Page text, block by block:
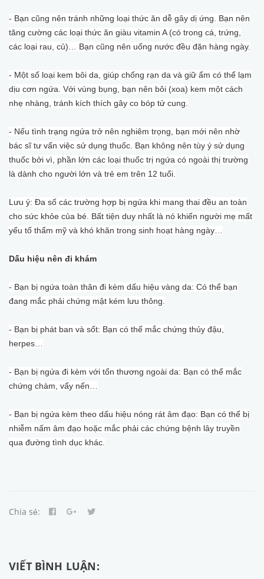
- Bạn cũng nên tránh những loại thức ăn dễ gây dị ứng. Bạn nên
tăng cường các loại thức ăn giàu vitamin A (có trong cá, trứng,
các loại rau, củ)… Bạn cũng nên uống nước đều đặn hàng ngày.
- Một số loại kem bôi da, giúp chống rạn da và giữ ẩm có thể lạm
dịu cơn ngứa. Với vùng bụng, bạn nên bôi (xoa) kem một cách
nhẹ nhàng, tránh kích thích gây co bóp tử cung.
- Nếu tình trạng ngứa trở nên nghiêm trọng, bạn mới nên nhờ
bác sĩ tư vấn việc sử dụng thuốc. Bạn không nên tùy ý sử dụng
thuốc bởi vì, phần lớn các loại thuốc trị ngứa có ngoài thị trường
là dành cho người lớn và trẻ em trên 12 tuổi.
Lưu ý: Đa số các trường hợp bị ngứa khi mang thai đều an toàn
cho sức khỏe của bé. Bất tiện duy nhất là nó khiến người mẹ mất
yếu tố thẩm mỹ và khó khăn trong sinh hoạt hàng ngày…
Dấu hiệu nên đi khám
- Bạn bị ngứa toàn thân đi kèm dấu hiệu vàng da: Có thể bạn
đang mắc phải chứng mật kém lưu thông.
- Bạn bị phát ban và sốt: Bạn có thể mắc chứng thủy đậu,
herpes…
- Bạn bị ngứa đi kèm với tổn thương ngoài da: Bạn có thể mắc
chứng chàm, vẩy nến…
- Bạn bị ngứa kèm theo dấu hiệu nóng rát âm đạo: Bạn có thể bị
nhiễm nấm âm đạo hoặc mắc phải các chứng bệnh lây truyền
qua đường tình dục khác.
Chia sẻ:
VIẾT BÌNH LUẬN: